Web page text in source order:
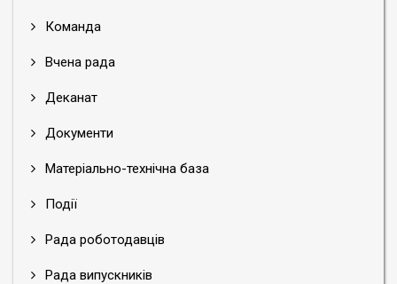
Команда
Вчена рада
Деканат
Документи
Матеріально-технічна база
Події
Рада роботодавців
Рада випускників